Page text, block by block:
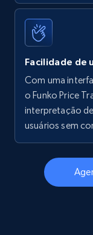
URL, Final
Specifications,
more.
Walmart -
specific
URL, Final
Facilidade de
Com uma
o Funko Price
interpretação
usuários sem